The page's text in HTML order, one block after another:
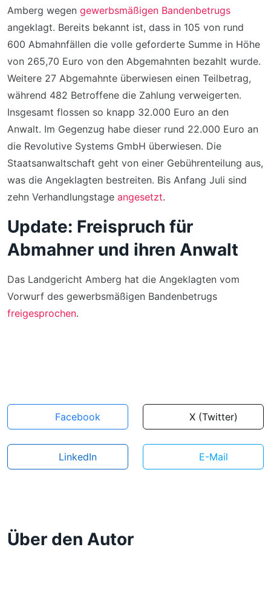
Amberg wegen gewerbsmäßigen Bandenbetrugs
angeklagt. Bereits bekannt ist, dass in 105 von rund
600 Abmahnfällen die volle geforderte Summe in Höhe
von 265,70 Euro von den Abgemahnten bezahlt wurde.
Weitere 27 Abgemahnte überwiesen einen Teilbetrag,
während 482 Betroffene die Zahlung verweigerten.
Insgesamt flossen so knapp 32.000 Euro an den
Anwalt. Im Gegenzug habe dieser rund 22.000 Euro an
die Revolutive Systems GmbH überwiesen. Die
Staatsanwaltschaft geht von einer Gebührenteilung aus,
was die Angeklagten bestreiten. Bis Anfang Juli sind
zehn Verhandlungstage angesetzt.
Update: Freispruch für
Abmahner und ihren Anwalt
Das Landgericht Amberg hat die Angeklagten vom
Vorwurf des gewerbsmäßigen Bandenbetrugs
freigesprochen.
Facebook X (Twitter)
LinkedIn E-Mail
Über den Autor